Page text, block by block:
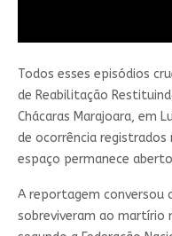
Todos esses episódios
de Reabilitação
Chácaras Marajoara, em
de ocorrência registrados
espaço permanece
A reportagem conversou
sobreviveram ao martírio